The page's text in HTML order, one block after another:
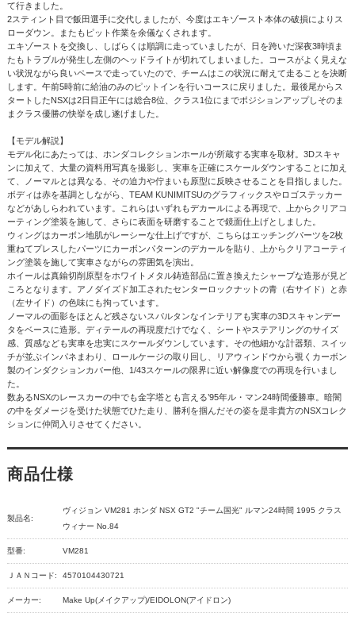
て行きました。
2スティント目で飯田選手に交代しましたが、今度はエキゾースト本体の破損によりス
ローダウン。またもピット作業を余儀なくされます。
エキゾーストを交換し、しばらくは順調に走っていましたが、日を跨いだ深夜3時頃ま
たもトラブルが発生し左側のヘッドライトが切れてしまいました。コースがよく見えな
い状況ながら良いペースで走っていたので、チームはこの状況に耐えて走ることを決断
します。午前5時前に給油のみのピットインを行いコースに戻りました。最後尾からス
タートしたNSXは2日目正午には総合8位、クラス1位にまでポジションアップしそのま
まクラス優勝の快挙を成し遂げました。
【モデル解説】
モデル化にあたっては、ホンダコレクションホールが所蔵する実車を取材。3Dスキャ
ンに加えて、大量の資料用写真を撮影し、実車を正確にスケールダウンすることに加え
て、ノーマルとは異なる、その迫力や佇まいも原型に反映させることを目指しました。
ボディは赤を基調としながら、TEAM KUNIMITSUのグラフィックスやロゴステッカー
などがあしらわれています。これらはいずれもデカールによる再現で、上からクリアコ
ーティング塗装を施して、さらに表面を研磨することで鏡面仕上げとしました。
ウィングはカーボン地肌がレーシーな仕上げですが、こちらはエッチングパーツを2枚
重ねてプレスしたパーツにカーボンパターンのデカールを貼り、上からクリアコーティ
ング塗装を施して実車さながらの雰囲気を演出。
ホイールは真鍮切削原型をホワイトメタル鋳造部品に置き換えたシャープな造形が見ど
ころとなります。アノダイズド加工されたセンターロックナットの青（右サイド）と赤
（左サイド）の色味にも拘っています。
ノーマルの面影をほとんど残さないスパルタンなインテリアも実車の3Dスキャンデー
タをベースに造形。ディテールの再現度だけでなく、シートやステアリングのサイズ
感、質感なども実車を忠実にスケールダウンしています。その他細かな計器類、スイッ
チが並ぶインパネまわり、ロールケージの取り回し、リアウィンドウから覗くカーボン
製のインダクションカバー他、1/43スケールの限界に近い解像度での再現を行いまし
た。
数あるNSXのレースカーの中でも金字塔とも言える’95年ル・マン24時間優勝車。暗闇
の中をダメージを受けた状態でひた走り、勝利を掴んだその姿を是非貴方のNSXコレク
ションに仲間入りさせてください。
商品仕様
製品名:
ヴィジョン VM281 ホンダ NSX GT2 "チーム国光" ルマン24時間 1995 クラス
ウィナー No.84
型番: VM281
ＪＡＮコード: 4570104430721
メーカー: Make Up(メイクアップ)/EIDOLON(アイドロン)